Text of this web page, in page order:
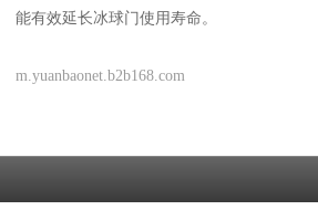
能有效延长冰球门使用寿命。
m.yuanbaonet.b2b168.com